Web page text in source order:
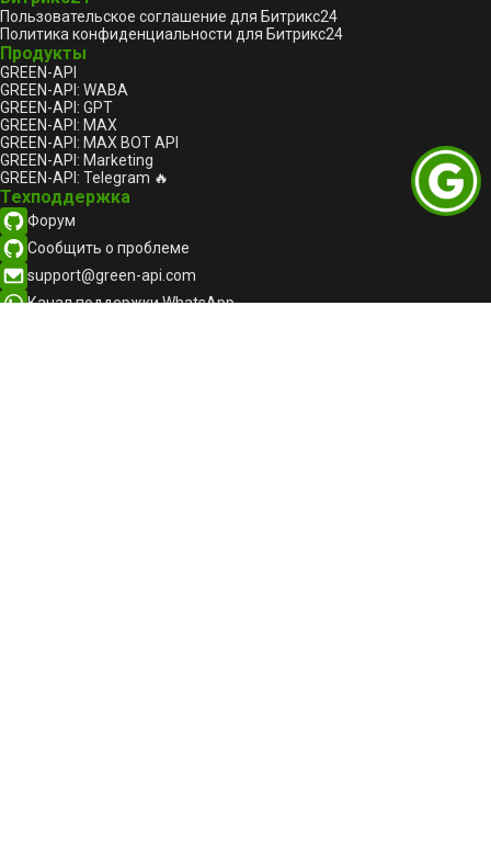
Пользовательское соглашение для Битрикс24
Политика конфиденциальности для Битрикс24
Продукты
GREEN-API
GREEN-API: WABA
GREEN-API: GPT
GREEN-API: MAX
GREEN-API: MAX BOT API
GREEN-API: Marketing
GREEN-API: Telegram 🔥
Техподдержка
Форум
Сообщить о проблеме
support@green-api.com
Канал поддержки WhatsApp